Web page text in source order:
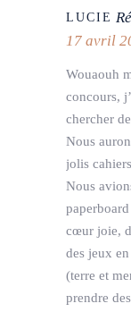
LUCIE
17 avril
Wouaouh
concours,
chercher
Nous
jolis
Nous
cœur joie,
des jeux
(terre et
prendre